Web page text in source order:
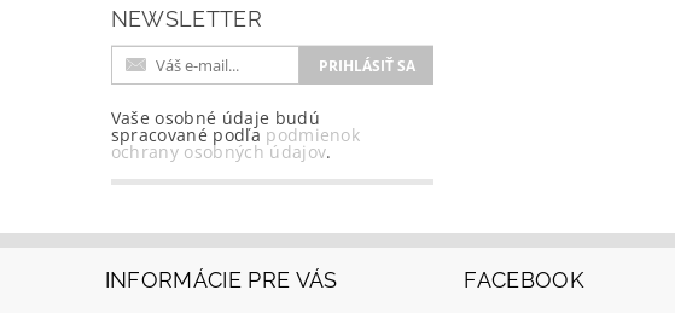
NEWSLETTER
Vaše osobné údaje budú
spracované podľa podmienok
ochrany osobných údajov.
INFORMÁCIE PRE VÁS FACEBOOK